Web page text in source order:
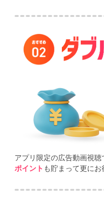
アプリ限定の広告動画視
ポイント も貯まって更にお